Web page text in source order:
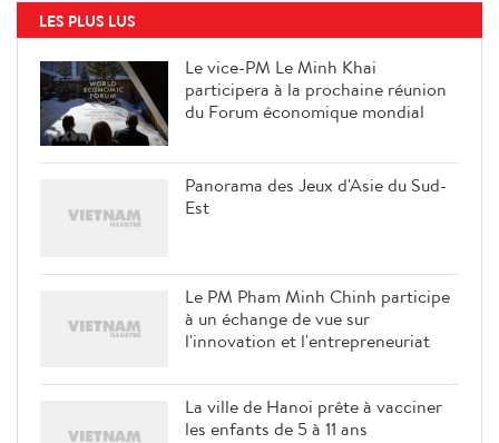
LES PLUS LUS
Le vice-PM Le Minh Khai
participera à la prochaine réunion
du Forum économique mondial
Panorama des Jeux d'Asie du Sud-
Est
Le PM Pham Minh Chinh participe
à un échange de vue sur
l'innovation et l'entrepreneuriat
La ville de Hanoi prête à vacciner
les enfants de 5 à 11 ans